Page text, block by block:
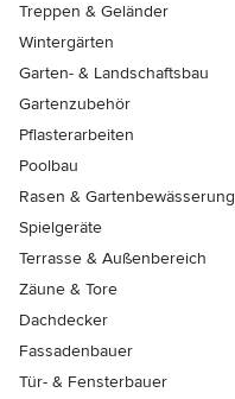
Treppen & Geländer
Wintergärten
Garten- & Landschaftsbau
Gartenzubehör
Pflasterarbeiten
Poolbau
Rasen & Gartenbewässerung
Spielgeräte
Terrasse & Außenbereich
Zäune & Tore
Dachdecker
Fassadenbauer
Tür- & Fensterbauer